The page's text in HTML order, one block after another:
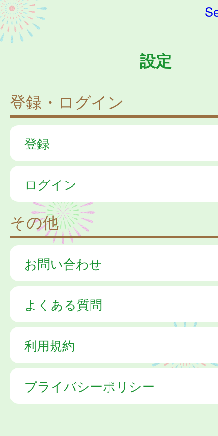
設定
登録・ログイン
登録
ログイン
その他
お問い合わせ
よくある質問
利用規約
プライバシーポリシー